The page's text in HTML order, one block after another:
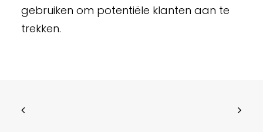
gebruiken om potentiële klanten aan te
trekken.